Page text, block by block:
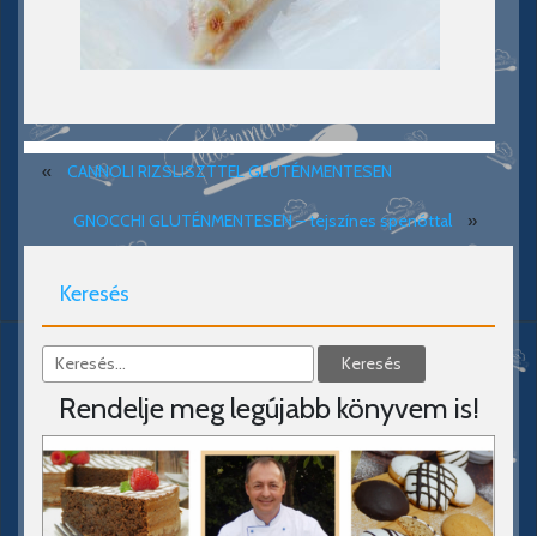
« CANNOLI RIZSLISZTTEL GLUTÉNMENTESEN
GNOCCHI GLUTÉNMENTESEN – tejszínes spenóttal »
Keresés
Rendelje meg legújabb könyvem is!